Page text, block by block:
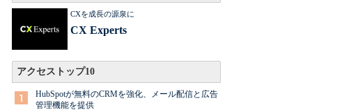
CXを成長の源泉に
CX Experts
アクセストップ10
HubSpotが無料のCRMを強化、メール配信と広告
管理機能を提供